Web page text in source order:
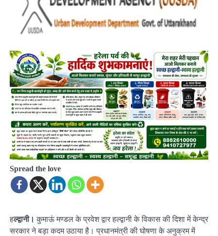
Spread the love
हल्द्वानी।कुमाऊं मण्डल के प्रवेश द्वार हल्द्वानी के विकास की दिशा में केन्द्र
सरकार ने बड़ा कदम उठाया है। प्रधानमंत्री की घोषणा के अनुक्रम में